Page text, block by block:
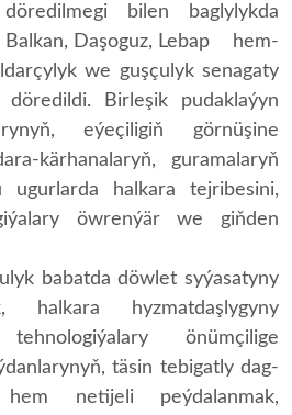
bilen baglylykda
Balkan, Daşoguz, Lebap hem-
we guşçulyk senagaty
Birleşik pudaklaýyn
eýeçiligiň görnüşine
kärhanalaryň, guramalaryň
ugurlarda halkara tejribesini,
öwrenýär we giňden
babatda döwlet syýasatyny
halkara hyzmatdaşlygyny
önümçilige
täsin tebigatly dag-
netijeli peýdalanmak,